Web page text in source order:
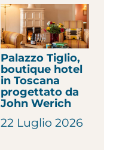
Palazzo Tiglio,
boutique hotel
in Toscana
progettato da
John Werich
22 Luglio 2026